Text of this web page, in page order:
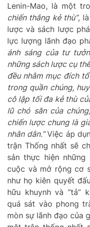
Lenin-Mao, là một
chiến thắng kẻ thù”,
lược và sách lược
lực lượng lãnh đạo
ánh sáng của tư
những sách lược cụ
đều nhằm mục đích
trong quần chúng,
cô lập tối đa kẻ thù
lũ chó săn của
chiến lược chung là
nhân dân.”Việc áp
trận Thống nhất sẽ
sản thực hiện
cuộc và mở rộng cơ
như họ kiên quyết
hữu khuynh và “tả”
quá sát vào phong
mòn sự lãnh đạo của